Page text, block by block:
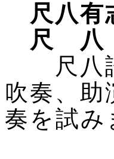
尺八
尺
尺八譜
吹奏、
奏を試み